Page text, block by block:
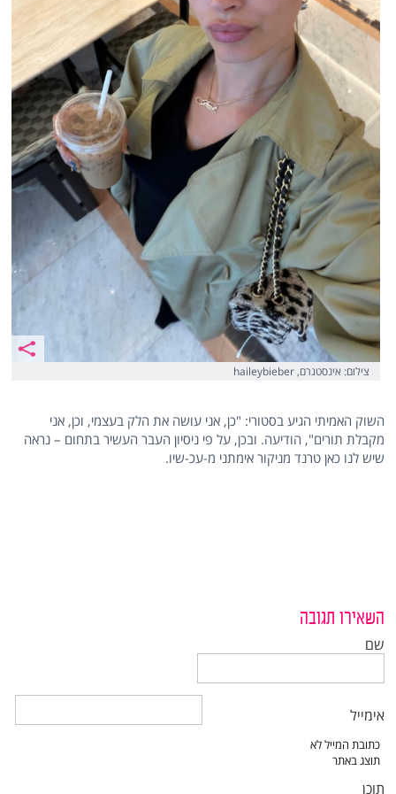
צילום: אינסטגרם, haileybieber
השוק האמיתי הגיע בסטורי: "כן, אני עושה את הלק בעצמי, וכן, אני
מקבלת תורים", הודיעה. ובכן, על פי ניסיון העבר העשיר בתחום – נראה
שיש לנו כאן טרנד מניקור אימתני מ-עכ-שיו.
השאירו תגובה
שם
אימייל
תוכן